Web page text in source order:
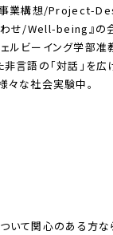
事業構想/Project-
せ/Well-being』の
ルビーイング学部准
言語の「対話」を広
々な社会実験中。
いて関心のある方な